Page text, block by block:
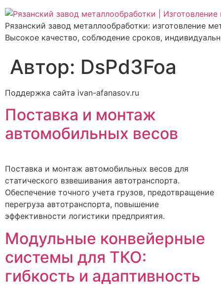
Рязанский завод металлообработки: изготовление
Высокое качество, соблюдение сроков,
Автор: DsPd3Foa
Поддержка сайта ivan-afanasov.ru
Поставка и монтаж
автомобильных весов
Поставка и монтаж автомобильных весов для
статического взвешивания автотранспорта.
Обеспечение точного учета грузов, предотвращение
перегруза автотранспорта, повышение
эффективности логистики предприятия.
Модульные конвейерные
системы для ТКО:
гибкость и адаптивность